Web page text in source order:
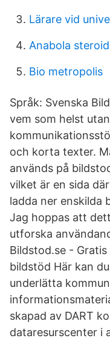
Lärare vid
Anabola
Bio metropolis
Språk: Svenska
vem som helst
och korta texter.
används på
vilket är en sida
ladda ner enskilda
Jag hoppas att
utforska
Bildstod.se -
bildstöd Här kan
underlätta
skapad av DART
dataresurscenter i